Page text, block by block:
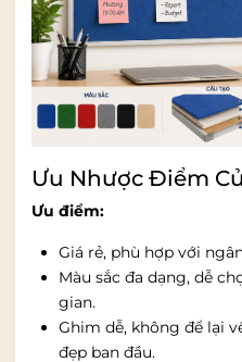
Ưu Nhược Điểm
Ưu điểm:
Giá rẻ, phù hợp với
Màu sắc đa dạng, dễ
gian.
Ghim dễ, không để lại
đẹp ban đầu.